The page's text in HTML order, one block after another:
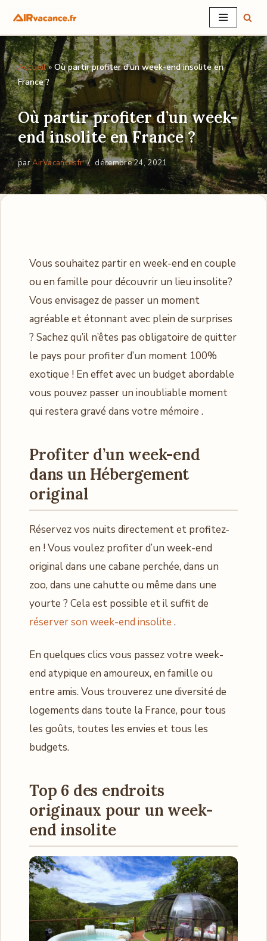
Aller
au
contenu
Accueil» Où partir profiter d’un week-end insolite en
France ?
Où partir profiter d’un week-
end insolite en France ?
parAirVacancesfr décembre 24, 2021
Vous souhaitez partir en week-end en couple
ou en famille pour découvrir un lieu insolite?
Vous envisagez de passer un moment
agréable et étonnant avec plein de surprises
? Sachez qu’il n’êtes pas obligatoire de quitter
le pays pour profiter d’un moment 100%
exotique ! En effet avec un budget abordable
vous pouvez passer un inoubliable moment
qui restera gravé dans votre mémoire .
Profiter d’un week-end
dans un Hébergement
original
Réservez vos nuits directement et profitez-
en ! Vous voulez profiter d’un week-end
original dans une cabane perchée, dans un
zoo, dans une cahutte ou même dans une
yourte ? Cela est possible et il suffit de
réserver son week-end insolite .
En quelques clics vous passez votre week-
end atypique en amoureux, en famille ou
entre amis. Vous trouverez une diversité de
logements dans toute la France, pour tous
les goûts, toutes les envies et tous les
budgets.
Top 6 des endroits
originaux pour un week-
end insolite